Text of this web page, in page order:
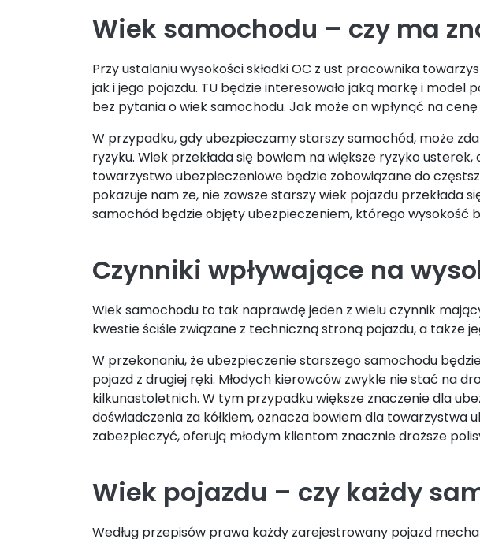
Wiek samochodu – czy ma
Przy ustalaniu wysokości składki OC z ust pracownika
jak i jego pojazdu. TU będzie interesowało jaką markę i
bez pytania o wiek samochodu. Jak może on wpłynąć na
W przypadku, gdy ubezpieczamy starszy samochód, może
ryzyku. Wiek przekłada się bowiem na większe ryzyko
towarzystwo ubezpieczeniowe będzie zobowiązane do
pokazuje nam że, nie zawsze starszy wiek pojazdu przekłada
samochód będzie objęty ubezpieczeniem, którego wysokość
Czynniki wpływające na
Wiek samochodu to tak naprawdę jeden z wielu czynnik
kwestie ściśle związane z techniczną stroną pojazdu, a także
W przekonaniu, że ubezpieczenie starszego samochodu
pojazd z drugiej ręki. Młodych kierowców zwykle nie stać na
kilkunastoletnich. W tym przypadku większe znaczenie dla
doświadczenia za kółkiem, oznacza bowiem dla
zabezpieczyć, oferują młodym klientom znacznie droższe
Wiek pojazdu – czy każdy
Według przepisów prawa każdy zarejestrowany pojazd